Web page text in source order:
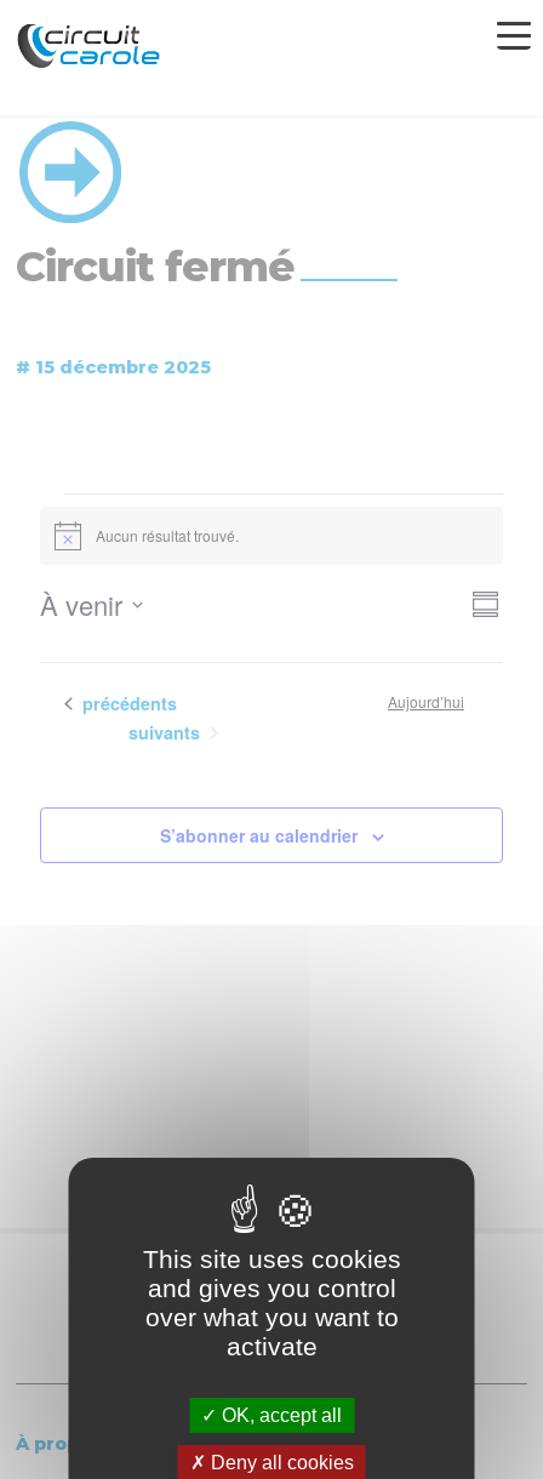
Circuit fermé
# 15 décembre 2025
Évènements
Notice Aucun résultat trouvé.
À venir
Évènements
précédents Aujourd’hui
Évènements
suivants
S’abonner au calendrier
Partagez
À propos Le circuit
This site uses cookies
and gives you control
over what you want to
activate
OK, accept all
Deny all cookies